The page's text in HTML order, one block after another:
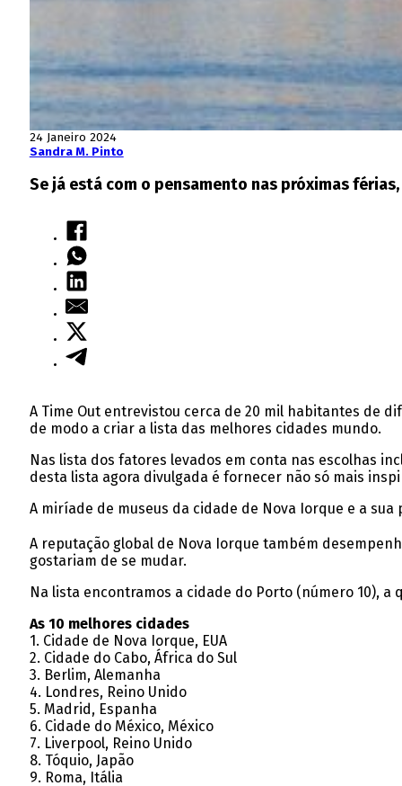
24 Janeiro 2024
Sandra M. Pinto
Se já está com o pensamento nas próximas
A Time Out entrevistou cerca de 20 mil habitantes de
de modo a criar a lista das melhores cidades mundo.
Nas lista dos fatores levados em conta nas escolhas
desta lista agora divulgada é fornecer não só mais
A miríade de museus da cidade de Nova Iorque e a
A reputação global de Nova Iorque também
gostariam de se mudar.
Na lista encontramos a cidade do Porto (número 10),
As 10 melhores cidades
1. Cidade de Nova Iorque, EUA
2. Cidade do Cabo, África do Sul
3. Berlim, Alemanha
4. Londres, Reino Unido
5. Madrid, Espanha
6. Cidade do México, México
7. Liverpool, Reino Unido
8. Tóquio, Japão
9. Roma, Itália